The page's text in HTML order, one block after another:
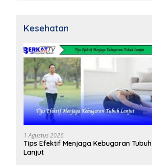
Kesehatan
1 Agustus 2026
Tips Efektif Menjaga Kebugaran Tubuh
Lanjut